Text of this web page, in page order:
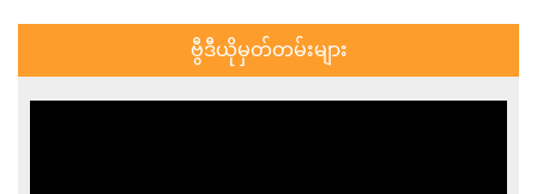
ဗွီဒီယိုမှတ်တမ်းများ